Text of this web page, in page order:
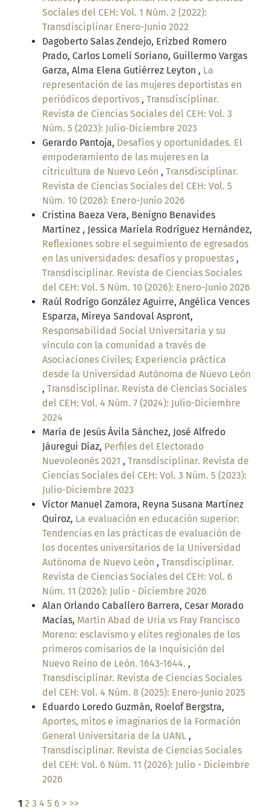
Sociales del CEH: Vol. 1 Núm. 2 (2022):
Transdisciplinar Enero-Junio 2022
Dagoberto Salas Zendejo, Erizbed Romero
Prado, Carlos Lomelí Soriano, Guillermo Vargas
Garza, Alma Elena Gutiérrez Leyton , La
representación de las mujeres deportistas en
periódicos deportivos , Transdisciplinar.
Revista de Ciencias Sociales del CEH: Vol. 3
Núm. 5 (2023): Julio-Diciembre 2023
Gerardo Pantoja, Desafíos y oportunidades. El
empoderamiento de las mujeres en la
citricultura de Nuevo León , Transdisciplinar.
Revista de Ciencias Sociales del CEH: Vol. 5
Núm. 10 (2026): Enero-Junio 2026
Cristina Baeza Vera, Benigno Benavides
Martínez , Jessica Mariela Rodríguez Hernández,
Reflexiones sobre el seguimiento de egresados
en las universidades: desafíos y propuestas ,
Transdisciplinar. Revista de Ciencias Sociales
del CEH: Vol. 5 Núm. 10 (2026): Enero-Junio 2026
Raúl Rodrigo González Aguirre, Angélica Vences
Esparza, Mireya Sandoval Aspront,
Responsabilidad Social Universitaria y su
vínculo con la comunidad a través de
Asociaciones Civiles; Experiencia práctica
desde la Universidad Autónoma de Nuevo León
, Transdisciplinar. Revista de Ciencias Sociales
del CEH: Vol. 4 Núm. 7 (2024): Julio-Diciembre
2024
María de Jesús Ávila Sánchez, José Alfredo
Jáuregui Díaz, Perfiles del Electorado
Nuevoleonés 2021 , Transdisciplinar. Revista de
Ciencias Sociales del CEH: Vol. 3 Núm. 5 (2023):
Julio-Diciembre 2023
Víctor Manuel Zamora, Reyna Susana Martínez
Quiroz, La evaluación en educación superior:
Tendencias en las prácticas de evaluación de
los docentes universitarios de la Universidad
Autónoma de Nuevo León , Transdisciplinar.
Revista de Ciencias Sociales del CEH: Vol. 6
Núm. 11 (2026): Julio - Diciembre 2026
Alan Orlando Caballero Barrera, Cesar Morado
Macías, Martín Abad de Uria vs Fray Francisco
Moreno: esclavismo y elites regionales de los
primeros comisarios de la Inquisición del
Nuevo Reino de León. 1643-1644. ,
Transdisciplinar. Revista de Ciencias Sociales
del CEH: Vol. 4 Núm. 8 (2025): Enero-Junio 2025
Eduardo Loredo Guzmán, Roelof Bergstra,
Aportes, mitos e imaginarios de la Formación
General Universitaria de la UANL ,
Transdisciplinar. Revista de Ciencias Sociales
del CEH: Vol. 6 Núm. 11 (2026): Julio - Diciembre
2026
1 2 3 4 5 6 > >>